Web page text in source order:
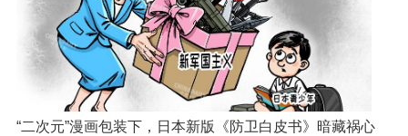
“二次元”漫画包装下，日本新版《防卫白皮书》暗藏祸心